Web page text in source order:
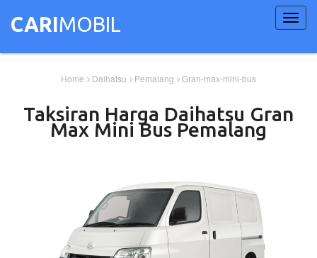
CARIMOBIL
Home Daihatsu Pemalang Gran-max-mini-bus
Taksiran Harga Daihatsu Gran
Max Mini Bus Pemalang